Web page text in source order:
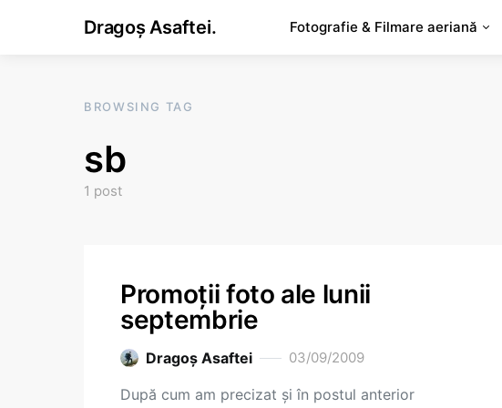
Dragoș Asaftei. Fotografie & Filmare aeriană
BROWSING TAG
sb
1 post
Promoţii foto ale lunii
septembrie
Dragoş Asaftei 03/09/2009
După cum am precizat şi în postul anterior